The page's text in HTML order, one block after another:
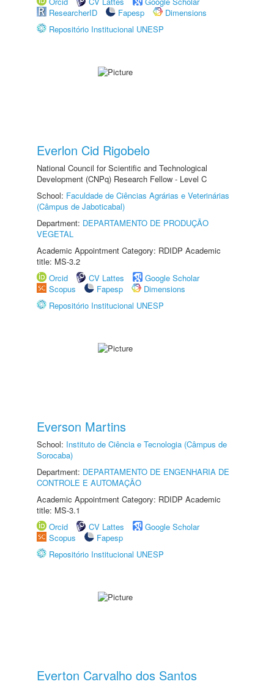
ResearcherID
Fapesp
Dimensions
Repositório Institucional UNESP
Everlon Cid Rigobelo
National Council for Scientific and Technological
Development (CNPq) Research Fellow - Level C
School: Faculdade de Ciências Agrárias e Veterinárias
(Câmpus de Jaboticabal)
Department: DEPARTAMENTO DE PRODUÇÃO
VEGETAL
Academic Appointment Category: RDIDP Academic
title: MS-3.2
Orcid
CV Lattes
Google Scholar
Scopus
Fapesp
Dimensions
Repositório Institucional UNESP
Everson Martins
School: Instituto de Ciência e Tecnologia (Câmpus de
Sorocaba)
Department: DEPARTAMENTO DE ENGENHARIA DE
CONTROLE E AUTOMAÇÃO
Academic Appointment Category: RDIDP Academic
title: MS-3.1
Orcid
CV Lattes
Google Scholar
Scopus
Fapesp
Repositório Institucional UNESP
Everton Carvalho dos Santos